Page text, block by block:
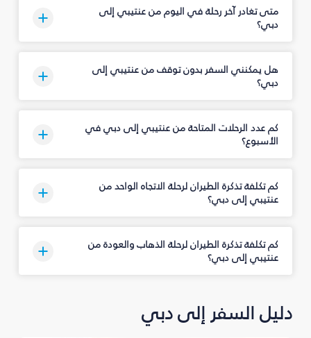
متى تغادر آخر رحلة في اليوم من عنتيبي إلى
دبي؟
هل يمكنني السفر بدون توقف من عنتيبي إلى
دبي؟
كم عدد الرحلات المتاحة من عنتيبي إلى دبي في
الأسبوع؟
كم تكلفة تذكرة الطيران لرحلة الاتجاه الواحد من
عنتيبي إلى دبي؟
كم تكلفة تذكرة الطيران لرحلة الذهاب والعودة من
عنتيبي إلى دبي؟
دليل السفر إلى دبي